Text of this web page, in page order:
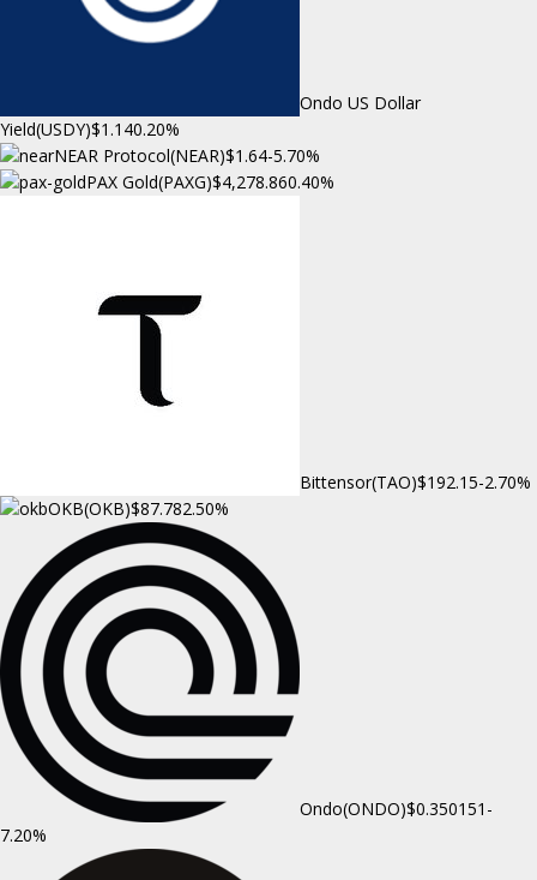
Ondo US Dollar
Yield(USDY)$1.140.20%
NEAR Protocol(NEAR)$1.64-5.70%
PAX Gold(PAXG)$4,278.860.40%
Bittensor(TAO)$192.15-2.70%
OKB(OKB)$87.782.50%
Ondo(ONDO)$0.350151 -
7.20%